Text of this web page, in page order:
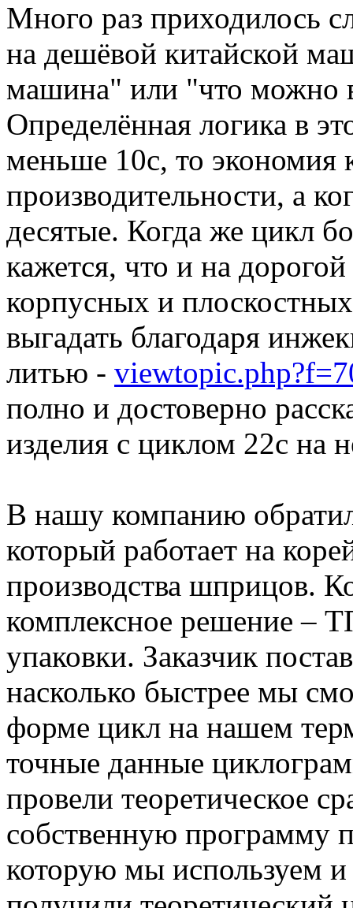
Много раз приходилось
на дешёвой китайской
машина" или "что можно
Определённая логика в
меньше 10с, то экономия
производительности, а
десятые. Когда же цикл
кажется, что и на
корпусных и
выгадать благодаря
литью -
полно и достоверно
изделия с циклом 22с на
В нашу компанию
который работает на
производства шприцов.
комплексное решение –
упаковки. Заказчик
насколько быстрее мы
форме цикл на нашем
точные данные
провели теоретическое
собственную программу
которую мы используем